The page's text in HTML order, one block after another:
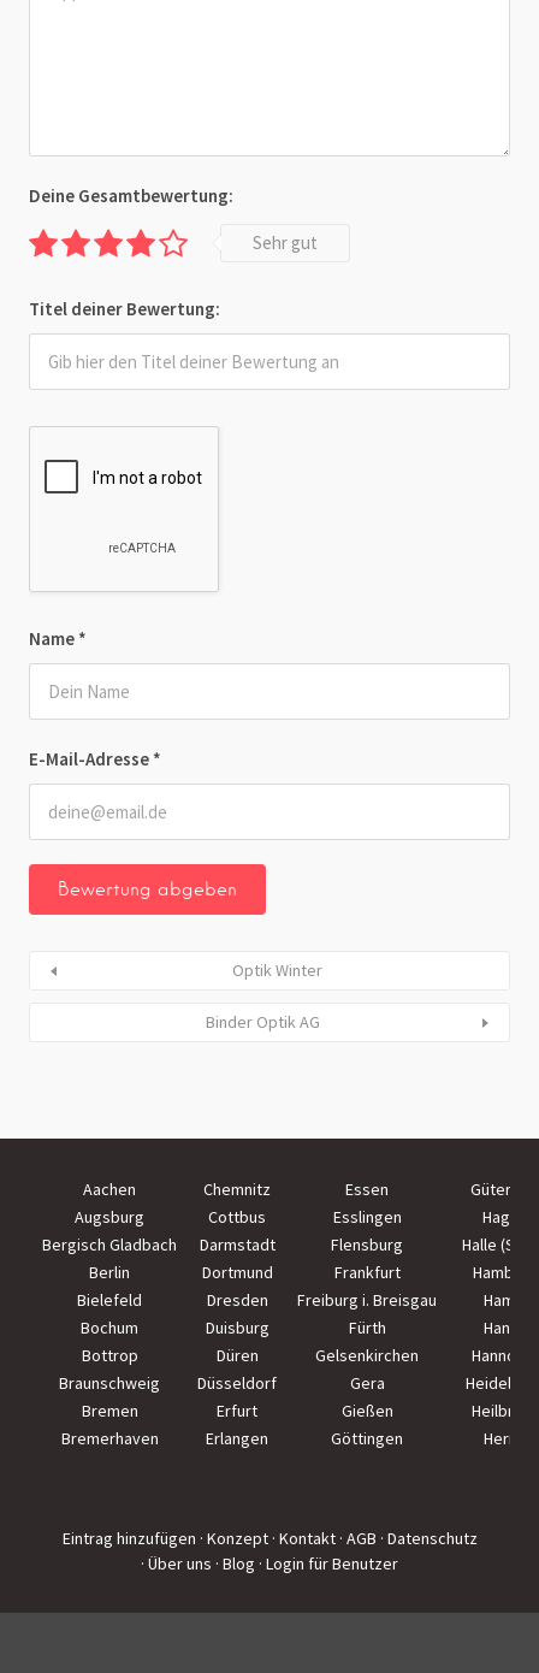
Name *
E-Mail-Adresse *
Deine Gesamtbewertung:
Sehr gut
Titel deiner Bewertung:
Optik Winter
Binder Optik AG
Aachen Chemnitz Essen
Augsburg
Cottbus Esslingen
Hagen
Bergisch Gladbach
Darmstadt Flensburg
Halle
Berlin
Dortmund Frankfurt
Hamburg
Bielefeld
Dresden Freiburg i. Breisgau
Hamm
Bochum
Duisburg Fürth
Hanau
Bottrop
Düren Gelsenkirchen
Hannover
Braunschweig
Düsseldorf Gera
Bremen
Erfurt Gießen
Heilbronn
Bremerhaven
Erlangen Göttingen Herne
Eintrag hinzufügen · Konzept · Kontakt · AGB · Datenschutz
· Über uns · Blog · Login für Benutzer